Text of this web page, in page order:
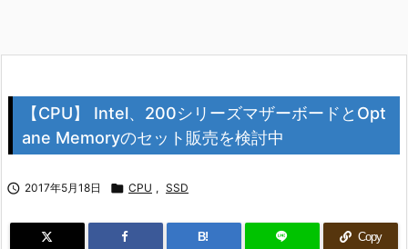
【CPU】 Intel、200シリーズマザーボードとOpt
ane Memoryのセット販売を検討中
 2017年5月18日  CPU , SSD
B! Copy